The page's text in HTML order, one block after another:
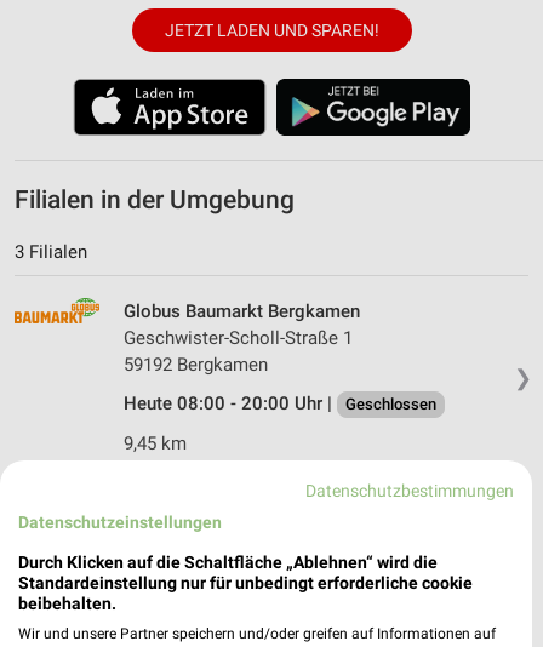
JETZT LADEN UND SPAREN!
Filialen in der Umgebung
3 Filialen
❯
Globus Baumarkt Bergkamen
Geschwister-Scholl-Straße 1
59192 Bergkamen
Heute 08:00 - 20:00 Uhr |
Geschlossen
9,45 km
Globus Baumarkt Marl
45770 Marl
Datenschutzbestimmungen
Datenschutzeinstellungen
Durch Klicken auf die Schaltfläche „Ablehnen“ wird die
Standardeinstellung nur für unbedingt erforderliche cookie
beibehalten.
Wir und unsere Partner speichern und/oder greifen auf Informationen auf